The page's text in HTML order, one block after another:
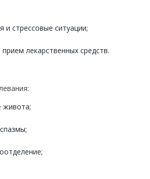
и стрессовые ситуации;
лекарственных средств.
живота;